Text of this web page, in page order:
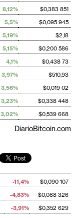
8,12%
$0,383 851
5,5%
$0,095 945
5,19%
$2,18
5,15%
$0,200 586
4,1%
$0,438 73
3,97%
$510,93
3,56%
$0,019 02
3,23%
$0,338 448
3,02% $0,539 668
DiarioBitcoin.com
-11,4%
$0,090 107
-4,83%
$0,088 326
-3,91%
$0,352 629